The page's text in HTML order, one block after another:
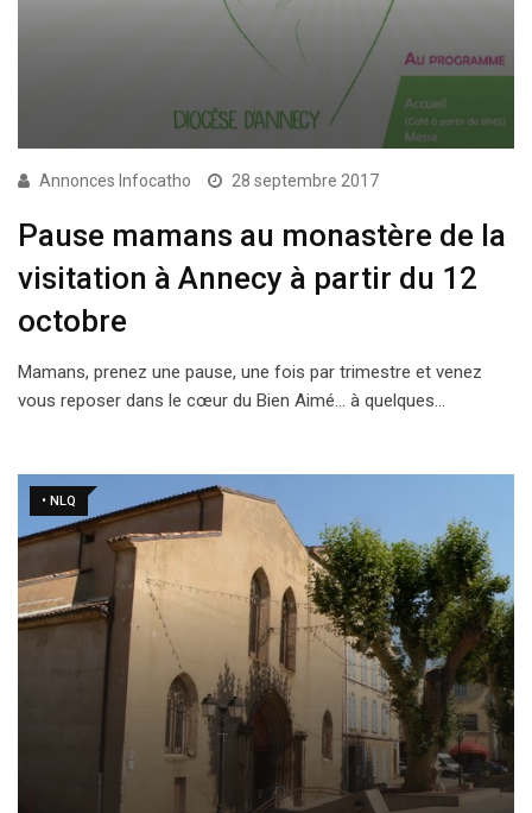
Annonces Infocatho 28 septembre 2017
Pause mamans au monastère de la
visitation à Annecy à partir du 12
octobre
Mamans, prenez une pause, une fois par trimestre et venez
vous reposer dans le cœur du Bien Aimé… à quelques…
• NLQ